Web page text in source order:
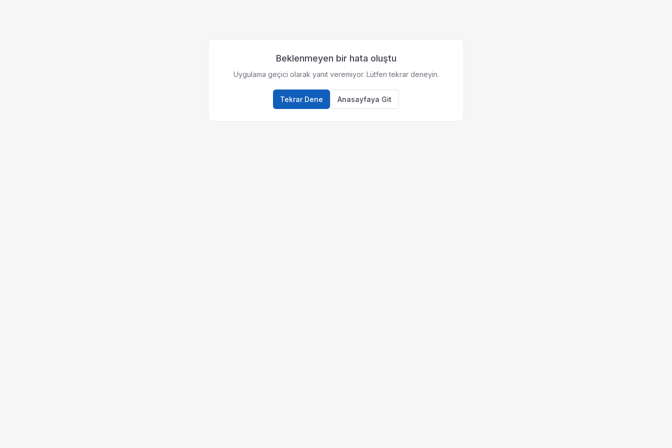
Beklenmeyen bir hata oluştu
Uygulama geçici olarak yanıt veremiyor. Lütfen tekrar deneyin.
Tekrar Dene Anasayfaya Git